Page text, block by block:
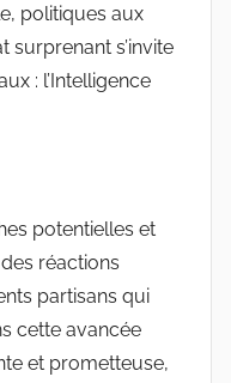
politiques aux
surprenant s’invite
: l’Intelligence
potentielles et
réactions
partisans qui
cette avancée
et prometteuse,